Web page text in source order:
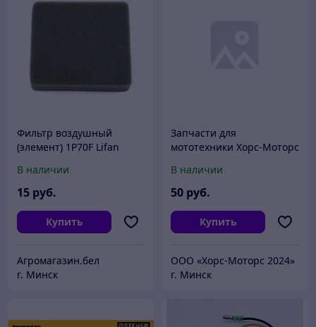
Фильтр воздушный
(элемент) 1P70F Lifan
В наличии
15 руб.
Купить
Агромагазин.бел
г. Минск
Запчасти для
мототехники Хорс-Моторс
52Т (4х90х58 золотая)
MM3 Z150 028-11
товарный знак
В наличии
50 руб.
Купить
ООО «Хорс-Моторс 2024»
г. Минск